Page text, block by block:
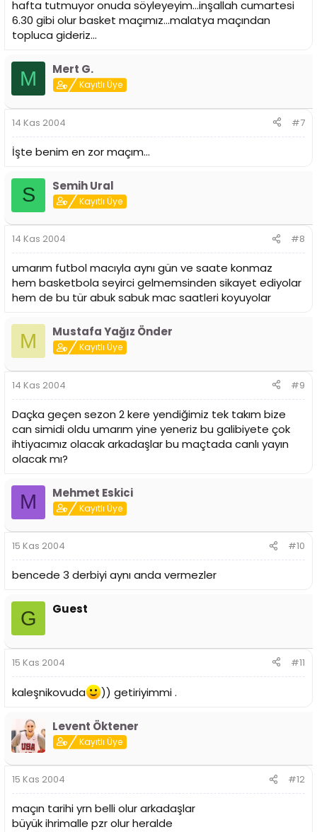
hafta tutmuyor onuda söyleyeyim...inşallah cumartesi
6.30 gibi olur basket maçımız...malatya maçından
topluca gideriz...
M Mert G.
Kayıtlı Üye
14 Kas 2004 #7
İşte benim en zor maçım...
S Semih Ural
Kayıtlı Üye
14 Kas 2004 #8
umarım futbol macıyla aynı gün ve saate konmaz
hem basketbola seyirci gelmemsinden sikayet ediyolar
hem de bu tür abuk sabuk mac saatleri koyuyolar
M Mustafa Yağız Önder
Kayıtlı Üye
14 Kas 2004 #9
Daçka geçen sezon 2 kere yendiğimiz tek takım bize
can simidi oldu umarım yine yeneriz bu galibiyete çok
ihtiyacımız olacak arkadaşlar bu maçtada canlı yayın
olacak mı?
M Mehmet Eskici
Kayıtlı Üye
15 Kas 2004 #10
bencede 3 derbiyi aynı anda vermezler
G Guest
15 Kas 2004 #11
kaleşnikovuda )) getiriyimmi .
Levent Öktener
Kayıtlı Üye
15 Kas 2004 #12
maçın tarihi yrn belli olur arkadaşlar
büyük ihrimalle pzr olur heralde